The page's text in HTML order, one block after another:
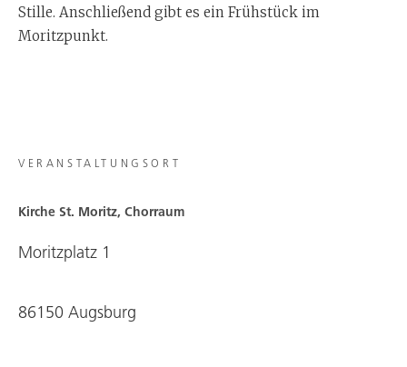
Stille. Anschließend gibt es ein Frühstück im
Moritzpunkt.
VERANSTALTUNGSORT
Kirche St. Moritz, Chorraum
Moritzplatz 1
86150 Augsburg